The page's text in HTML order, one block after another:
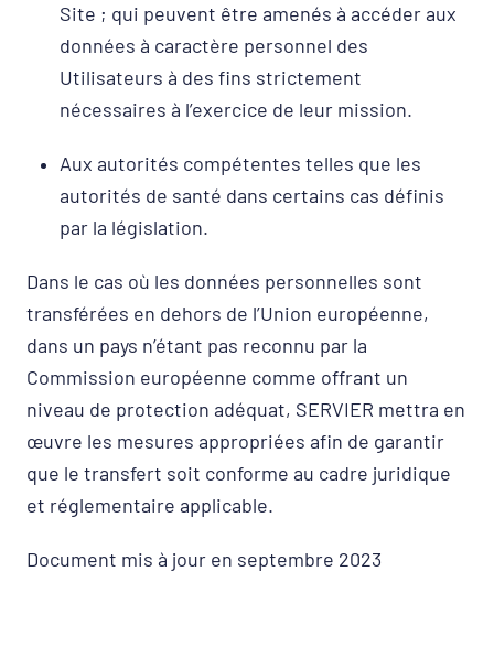
Site ; qui peuvent être amenés à accéder aux
données à caractère personnel des
Utilisateurs à des fins strictement
nécessaires à l’exercice de leur mission.
Aux autorités compétentes telles que les
autorités de santé dans certains cas définis
par la législation.
Dans le cas où les données personnelles sont
transférées en dehors de l’Union européenne,
dans un pays n’étant pas reconnu par la
Commission européenne comme offrant un
niveau de protection adéquat, SERVIER mettra en
œuvre les mesures appropriées afin de garantir
que le transfert soit conforme au cadre juridique
et réglementaire applicable.
Document mis à jour en septembre 2023